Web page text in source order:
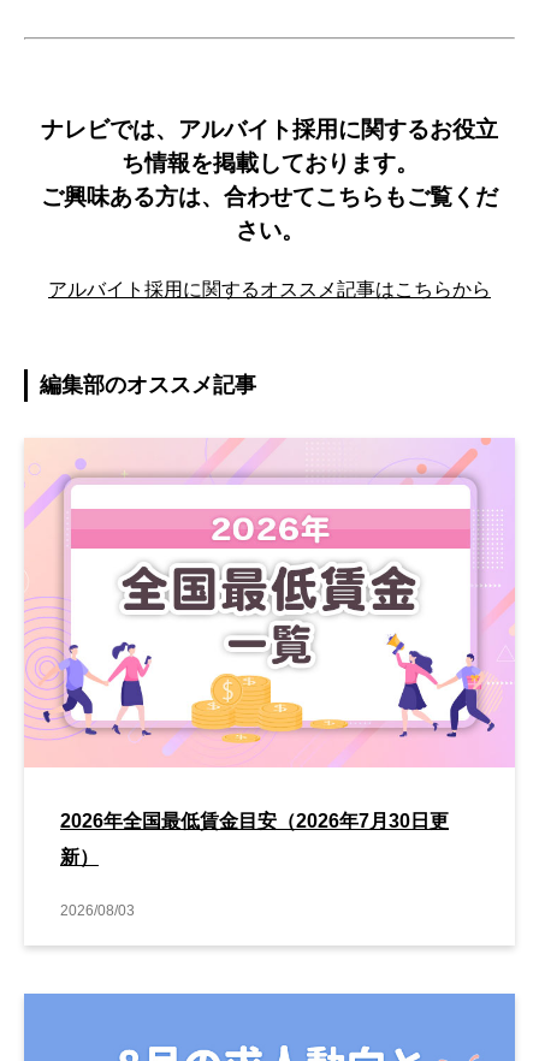
ナレビでは、アルバイト採用に関するお役立
ち情報を掲載しております。
ご興味ある方は、合わせてこちらもご覧くだ
さい。
アルバイト採用に関するオススメ記事はこちらから
編集部のオススメ記事
2026年全国最低賃金目安（2026年7月30日更
新）
2026/08/03